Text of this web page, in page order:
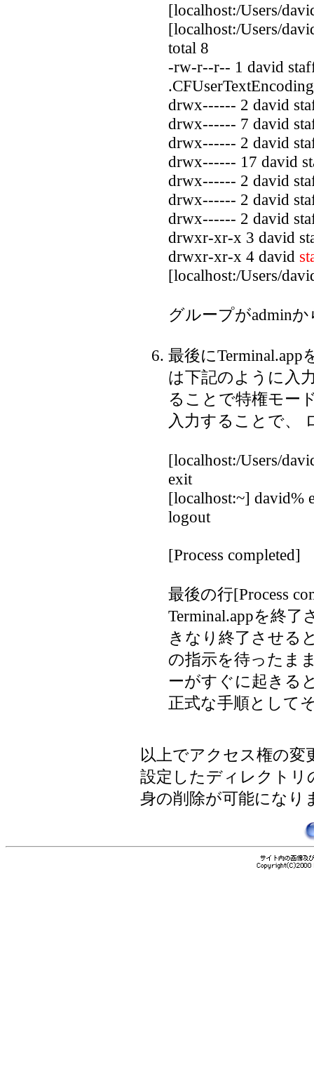
[localhost:/Users/
[localhost:/Users/
total 8
-rw-r--r-- 1 david
.CFUserTextEncoding
drwx------ 2 david
drwx------ 7 david
drwx------ 2 david
drwx------ 17 david
drwx------ 2 david
drwx------ 2 david
drwx------ 2 david
drwxr-xr-x 3 david
drwxr-xr-x 4 david
[localhost:/Users/
グループがadmin
最後に
は下記のように入
ることで特権モー
入力することで、
[localhost:/Users/
exit
[localhost:~] david%
logout
[Process completed]
最後の行[Process
Terminal.appを終
きなり終了させる
の指示を待ったま
ーがすぐに起きる
正式な手順として
以上でアクセス権の
設定したディレクトリ
身の削除が可能になり